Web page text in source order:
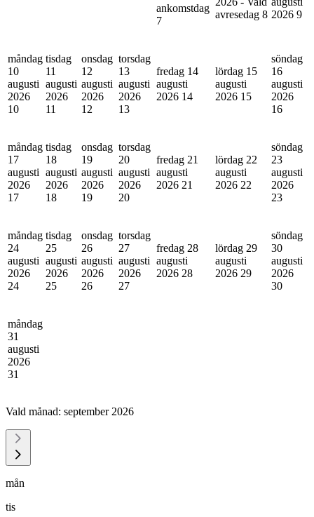
ankomstdag
7
avresedag 8 2026 9
måndag
10
augusti
2026
10
tisdag
11
augusti
2026
11
onsdag
12
augusti
2026
12
torsdag
13
augusti
2026
13
fredag 14
augusti
2026 14
lördag 15
augusti
2026 15
söndag
16
augusti
2026
16
måndag
17
augusti
2026
17
tisdag
18
augusti
2026
18
onsdag
19
augusti
2026
19
torsdag
20
augusti
2026
20
fredag 21
augusti
2026 21
lördag 22
augusti
2026 22
söndag
23
augusti
2026
23
måndag
24
augusti
2026
24
tisdag
25
augusti
2026
25
onsdag
26
augusti
2026
26
torsdag
27
augusti
2026
27
fredag 28
augusti
2026 28
lördag 29
augusti
2026 29
söndag
30
augusti
2026
30
måndag
31
augusti
2026
31
Vald månad: september 2026
mån
tis